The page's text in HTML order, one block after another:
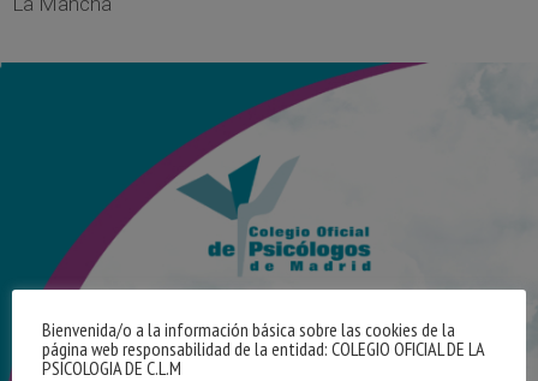
Bienvenida/o a la información básica sobre las cookies de la
página web responsabilidad de la entidad: COLEGIO OFICIAL DE LA
PSICOLOGIA DE C.L.M